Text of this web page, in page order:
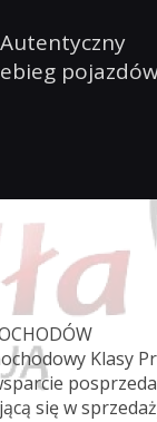
Autentyczny
Klasy
się w